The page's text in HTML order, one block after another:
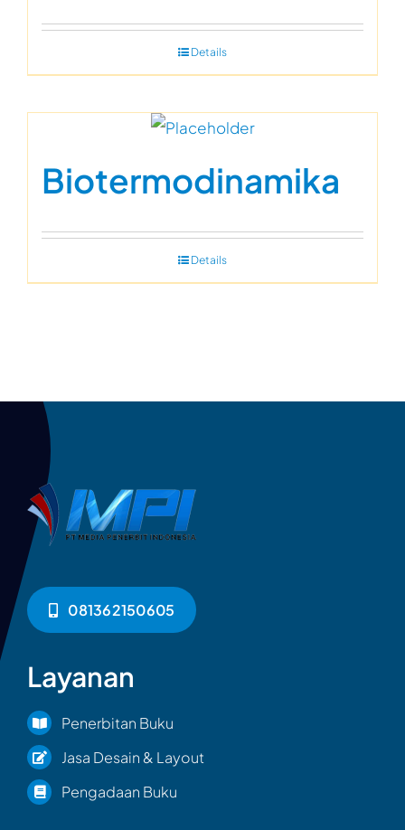
Details
Biotermodinamika
Details
081362150605
Layanan
Penerbitan Buku
Jasa Desain & Layout
Pengadaan Buku